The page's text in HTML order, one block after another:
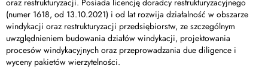
oraz restrukturyzacji. Posiada licencję doradcy restrukturyzacyjnego
(numer 1618, od 13.10.2021) i od lat rozwija działalność w obszarze
windykacji oraz restrukturyzacji przedsiębiorstw, ze szczególnym
uwzględnieniem budowania działów windykacji, projektowania
procesów windykacyjnych oraz przeprowadzania due diligence i
wyceny pakietów wierzytelności.